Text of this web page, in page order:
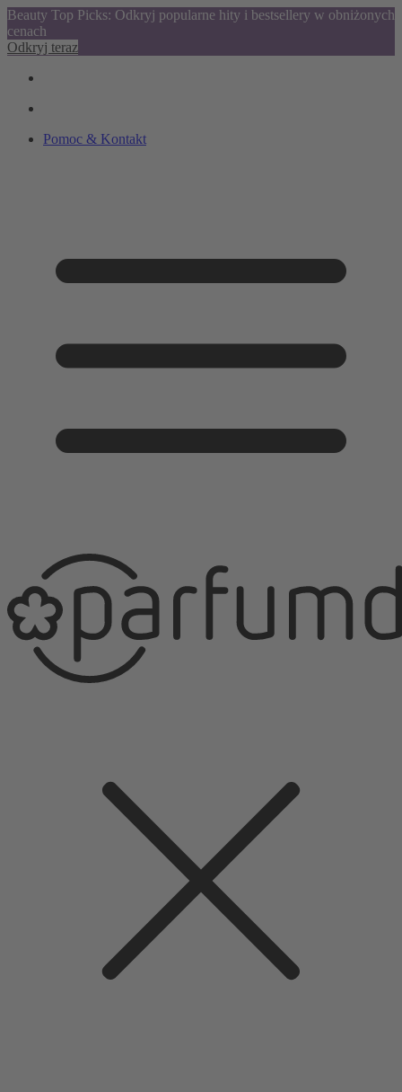
Beauty Top Picks: Odkryj popularne hity i bestsellery w obniżonych
cenach
Odkryj teraz
Pomoc & Kontakt